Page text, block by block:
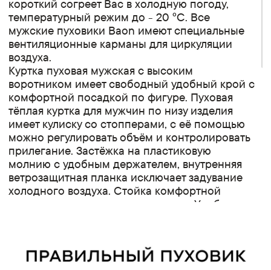
короткий согреет Вас в холодную погоду,
температурный режим до - 20 °С. Все
мужские пуховики Baon имеют специальные
вентиляционные карманы для циркуляции
воздуха.
Куртка пуховая мужская с высоким
воротником имеет свободный удобный крой с
комфортной посадкой по фигуре. Пуховая
тёплая куртка для мужчин по низу изделия
имеет кулиску со стопперами, с её помощью
можно регулировать объём и контролировать
прилегание. Застёжка на пластиковую
молнию с удобным держателем, внутренняя
ветрозащитная планка исключает задувание
холодного воздуха. Стойка комфортной
высоты защитит от ветра и холода. Удобные
плотного трикотажа - обеспечивают
комфортное прилегание к запястью, что